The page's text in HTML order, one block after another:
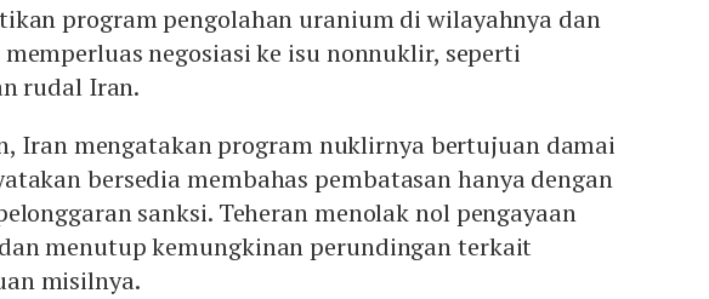
program pengolahan uranium di wilayahnya dan
negosiasi ke isu nonnuklir, seperti
rudal Iran.
Iran mengatakan program nuklirnya bertujuan damai
bersedia membahas pembatasan hanya dengan
sanksi. Teheran menolak nol pengayaan
menutup kemungkinan perundingan terkait
misilnya.